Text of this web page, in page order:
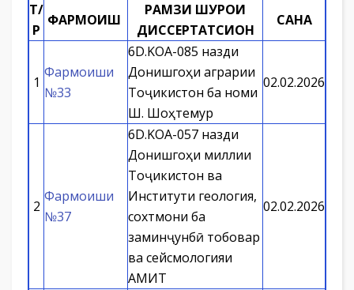
Т/
Р
ФАРМОИШ
РАМЗИ ШУРОИ
ДИССЕРТАТСИОНӢ
САНА
1
Фармоиши
№33
6D.KOA-085 назди
Донишгоҳи аграрии
Тоҷикистон ба номи
Ш. Шоҳтемур
02.02.2026
2
Фармоиши
№37
6D.KOA-057 назди
Донишгоҳи миллии
Тоҷикистон ва
Институти геология,
сохтмони ба
заминҷунбӣ тобовар
ва сейсмологияи
АМИТ
02.02.2026